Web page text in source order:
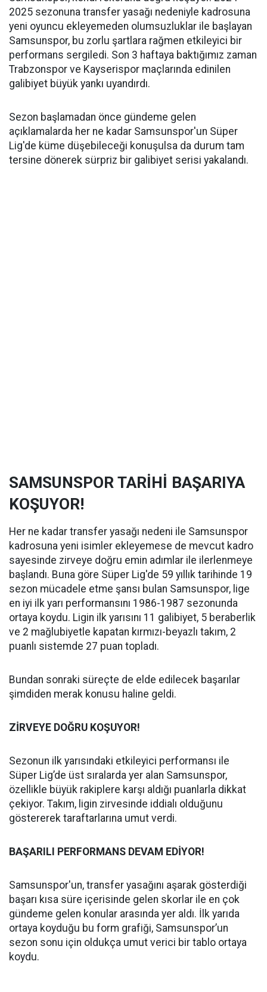
2025 sezonuna transfer yasağı nedeniyle kadrosuna
yeni oyuncu ekleyemeden olumsuzluklar ile başlayan
Samsunspor, bu zorlu şartlara rağmen etkileyici bir
performans sergiledi. Son 3 haftaya baktığımız zaman
Trabzonspor ve Kayserispor maçlarında edinilen
galibiyet büyük yankı uyandırdı.
Sezon başlamadan önce gündeme gelen
açıklamalarda her ne kadar Samsunspor'un Süper
Lig'de küme düşebileceği konuşulsa da durum tam
tersine dönerek sürpriz bir galibiyet serisi yakalandı.
SAMSUNSPOR TARİHİ BAŞARIYA
KOŞUYOR!
Her ne kadar transfer yasağı nedeni ile Samsunspor
kadrosuna yeni isimler ekleyemese de mevcut kadro
sayesinde zirveye doğru emin adımlar ile ilerlenmeye
başlandı. Buna göre Süper Lig'de 59 yıllık tarihinde 19
sezon mücadele etme şansı bulan Samsunspor, lige
en iyi ilk yarı performansını 1986-1987 sezonunda
ortaya koydu. Ligin ilk yarısını 11 galibiyet, 5 beraberlik
ve 2 mağlubiyetle kapatan kırmızı-beyazlı takım, 2
puanlı sistemde 27 puan topladı.
Bundan sonraki süreçte de elde edilecek başarılar
şimdiden merak konusu haline geldi.
ZİRVEYE DOĞRU KOŞUYOR!
Sezonun ilk yarısındaki etkileyici performansı ile
Süper Lig’de üst sıralarda yer alan Samsunspor,
özellikle büyük rakiplere karşı aldığı puanlarla dikkat
çekiyor. Takım, ligin zirvesinde iddialı olduğunu
göstererek taraftarlarına umut verdi.
BAŞARILI PERFORMANS DEVAM EDİYOR!
Samsunspor'un, transfer yasağını aşarak gösterdiği
başarı kısa süre içerisinde gelen skorlar ile en çok
gündeme gelen konular arasında yer aldı. İlk yarıda
ortaya koyduğu bu form grafiği, Samsunspor’un
sezon sonu için oldukça umut verici bir tablo ortaya
koydu.